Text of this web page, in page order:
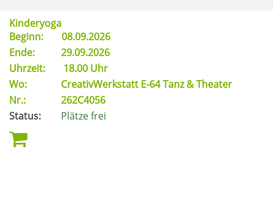
Kinderyoga
Beginn:
08.09.2026
Ende:
29.09.2026
Uhrzeit:
18.00 Uhr
Wo:
CreativWerkstatt E-64 Tanz & Theater
Nr.:
262C4056
Status:
Plätze frei